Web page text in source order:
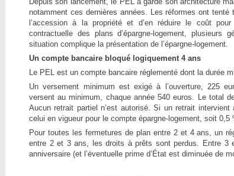
notamment ces dernières années. Les réformes ont
l’accession à la propriété et d’en réduire le coût
contractuelle des plans d’épargne-logement, plusieurs
situation complique la présentation de l’épargne-logement.
Un compte bancaire bloqué logiquement 4 ans
Le PEL est un compte bancaire réglementé dont la durée
Un versement minimum est exigé à l’ouverture, 225
versent au minimum, chaque année 540 euros. Le total
Aucun retrait partiel n’est autorisé. Si un retrait
celui en vigueur pour le compte épargne-logement, soit 0,5
Pour toutes les fermetures de plan entre 2 et 4 ans, un
entre 2 et 3 ans, les droits à prêts sont perdus. Entre
anniversaire (et l’éventuelle prime d’État est diminuée de